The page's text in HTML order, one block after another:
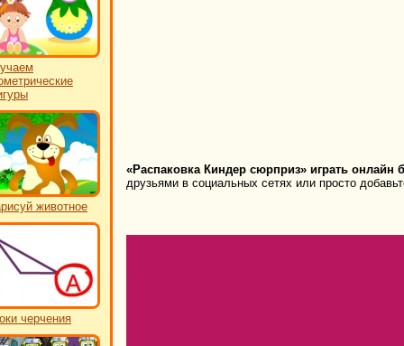
животное
черчения
«Распаковка Киндер сюрприз» играть онлайн
друзьями в социальных сетях или просто